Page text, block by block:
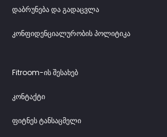
დაბრუნება და გადაცვლა
კონფიდენციალურობის პოლიტიკა
Fitroom-ის შესახებ
კონტაქტი
ფიტნეს ტანსაცმელი